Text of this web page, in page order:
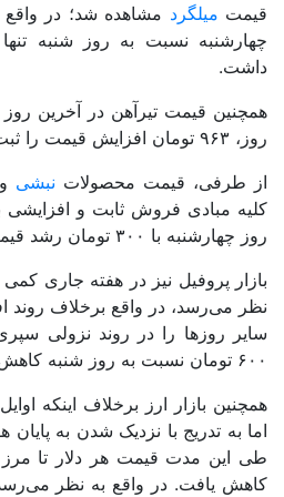
قیمت میلگرد مشاهده شد؛ در
داشت.
همچنین قیمت تیرآهن در آخرین
روز، ۹۶۳ تومان افزایش قیمت را ثبت کرده است.
از طرفی، قیمت محصولات نبشی و
کلیه مبادی فروش ثابت و
روز چهارشنبه با ۳۰۰ تومان رشد قیمتی همراه شدند.
بازار پروفیل نیز در هفته جاری
نظر می‌رسد، در واقع برخلاف روند
سایر روزها را در روند نزولی
۶۰۰ تومان نسبت به روز شنبه کاهش قیمت داشت.
همچنین بازار ارز برخلاف اینکه
اما به تدریج با نزدیک شدن به
کاهش یافت. در واقع به نظر